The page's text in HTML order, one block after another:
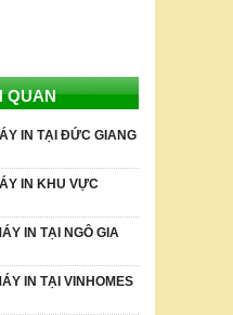
QUAN
IN TẠI ĐỨC GIANG
IN KHU VỰC
IN TẠI NGÔ GIA
IN TẠI VINHOMES